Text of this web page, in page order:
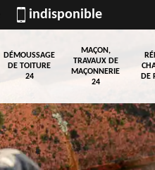
indisponible
DÉMOUSSAGE
DE TOITURE
24
MAÇON,
TRAVAUX DE
MAÇONNERIE
24
DE